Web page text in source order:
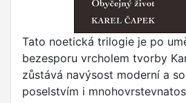
Tato noetická trilogie je po
bezesporu vrcholem tvorby
zůstává navýsost moderní a
poselstvím i